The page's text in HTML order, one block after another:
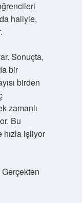
haliyle,
Sonuçta,
bir
birden
zamanlı
Bu
hızla işliyor
Gerçekten